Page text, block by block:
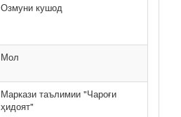
Озмуни кушод
Мол
Маркази таълимии "Чароғи
ҳидоят"